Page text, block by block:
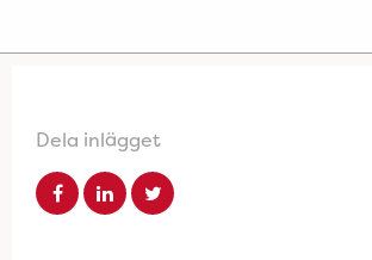
Dela inlägget